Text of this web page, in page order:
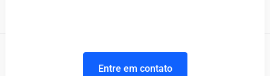
Entre em contato